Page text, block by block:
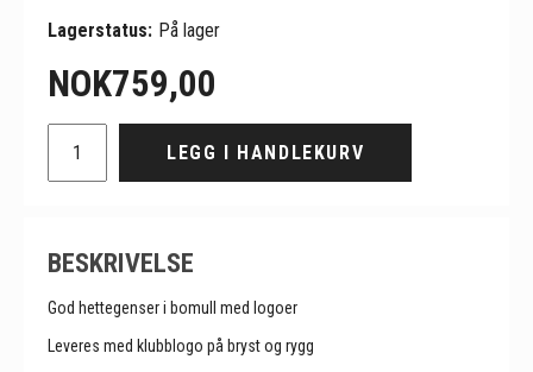
Lagerstatus: På lager
NOK759,00
LEGG I HANDLEKURV
BESKRIVELSE
God hettegenser i bomull med logoer
Leveres med klubblogo på bryst og rygg